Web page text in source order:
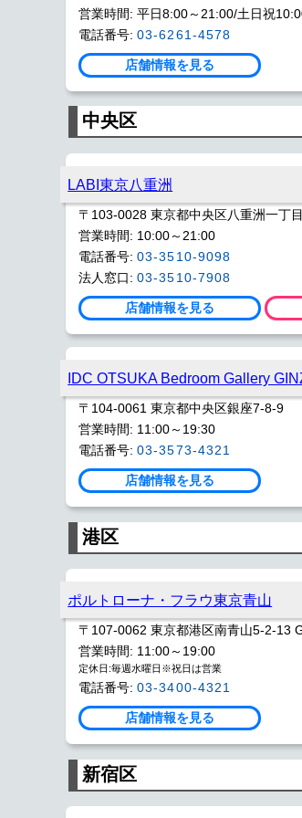
営業時間: 平日8:00～21:00/土日祝
電話番号: 03-6261-4578
店舗情報を見る
中央区
LABI東京八重洲
〒103-0028 東京都中央区八重洲一丁
営業時間: 10:00～21:00
電話番号: 03-3510-9098
法人窓口: 03-3510-7908
店舗情報を見る
IDC OTSUKA Bedroom Gallery
〒104-0061 東京都中央区銀座7-8-9
営業時間: 11:00～19:30
電話番号: 03-3573-4321
店舗情報を見る
港区
ポルトローナ・フラウ東京青山
〒107-0062 東京都港区南青山5-2-13
営業時間: 11:00～19:00
定休日:毎週水曜日※祝日は営業
電話番号: 03-3400-4321
店舗情報を見る
新宿区